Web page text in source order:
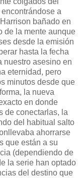
a
bañado en
de la mente aunque
desde la emisión
hasta la fecha
nuestro asesino en
eternidad, pero
minutos desde que
la nueva
en donde
de conectarlas, la
del habitual salto
ahorrarse
que están a su
(dependiendo de
la serie han optado
del destino que